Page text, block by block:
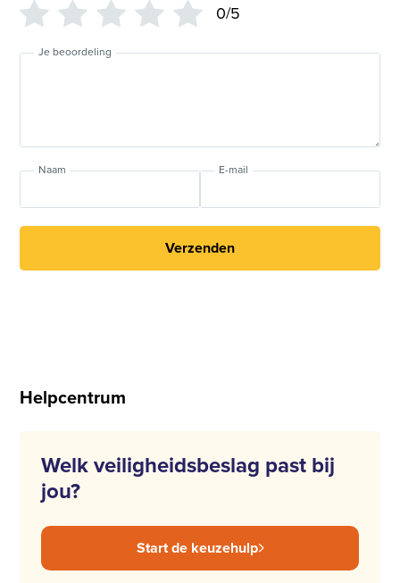
0/5
Je beoordeling
Naam E-mail
Verzenden
Helpcentrum
Welk veiligheidsbeslag past bij
jou?
Start de keuzehulp